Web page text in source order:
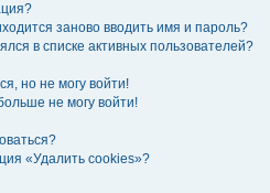
заново вводить имя и пароль?
в списке активных пользователей?
но не могу войти!
не могу войти!
«Удалить cookies»?